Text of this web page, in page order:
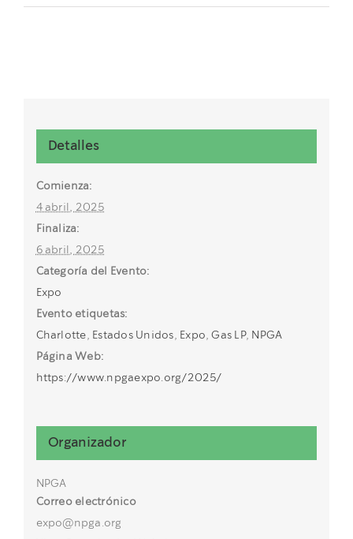
Detalles
Comienza:
4 abril, 2025
Finaliza:
6 abril, 2025
Categoría del Evento:
Expo
Evento etiquetas:
Charlotte, Estados Unidos, Expo,Gas LP, NPGA
Página Web:
https://www.npgaexpo.org/2025/
Organizador
NPGA
Correo electrónico
expo@npga.org